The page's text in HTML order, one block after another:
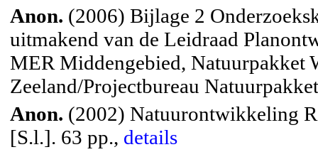
Anon. (2006) Bijlage 2
uitmakend van de Leidraad
MER Middengebied, Natuurpakket
Zeeland/Projectbureau
Anon. (2002) Natuurontwikkeling
[S.l.]. 63 pp., details